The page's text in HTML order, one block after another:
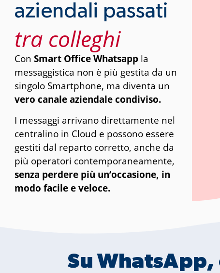
aziendali passati
tra colleghi
Con Smart Office Whatsapp la
messaggistica non è più gestita da un
singolo Smartphone, ma diventa un
vero canale aziendale condiviso.
I messaggi arrivano direttamente nel
centralino in Cloud e possono essere
gestiti dal reparto corretto, anche da
più operatori contemporaneamente,
senza perdere più un’occasione, in
modo facile e veloce.
Su